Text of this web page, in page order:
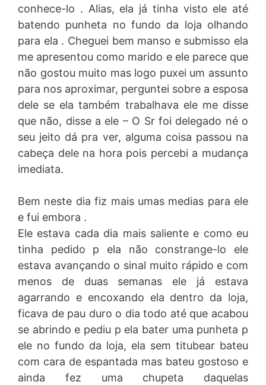
conhece-lo . Alias, ela já tinha visto ele até
batendo punheta no fundo da loja olhando
para ela . Cheguei bem manso e submisso ela
me apresentou como marido e ele parece que
não gostou muito mas logo puxei um assunto
para nos aproximar, perguntei sobre a esposa
dele se ela também trabalhava ele me disse
que não, disse a ele – O Sr foi delegado né o
seu jeito dá pra ver, alguma coisa passou na
cabeça dele na hora pois percebi a mudança
imediata.
Bem neste dia fiz mais umas medias para ele
e fui embora .
Ele estava cada dia mais saliente e como eu
tinha pedido p ela não constrange-lo ele
estava avançando o sinal muito rápido e com
menos de duas semanas ele já estava
agarrando e encoxando ela dentro da loja,
ficava de pau duro o dia todo até que acabou
se abrindo e pediu p ela bater uma punheta p
ele no fundo da loja, ela sem titubear bateu
com cara de espantada mas bateu gostoso e
ainda fez uma chupeta daquelas